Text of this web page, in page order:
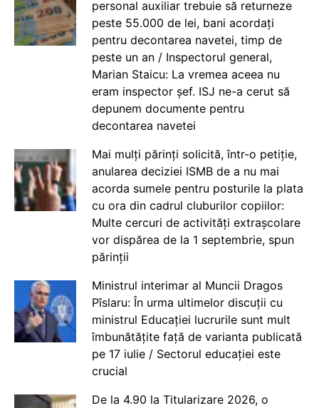
personal auxiliar trebuie să returneze
peste 55.000 de lei, bani acordați
pentru decontarea navetei, timp de
peste un an / Inspectorul general,
Marian Staicu: La vremea aceea nu
eram inspector șef. ISJ ne-a cerut să
depunem documente pentru
decontarea navetei
Mai mulți părinți solicită, într-o petiție,
anularea deciziei ISMB de a nu mai
acorda sumele pentru posturile la plata
cu ora din cadrul cluburilor copiilor:
Multe cercuri de activități extrașcolare
vor dispărea de la 1 septembrie, spun
părinții
Ministrul interimar al Muncii Dragos
Pîslaru: În urma ultimelor discuții cu
ministrul Educației lucrurile sunt mult
îmbunătățite față de varianta publicată
pe 17 iulie / Sectorul educației este
crucial
De la 4.90 la Titularizare 2026, o